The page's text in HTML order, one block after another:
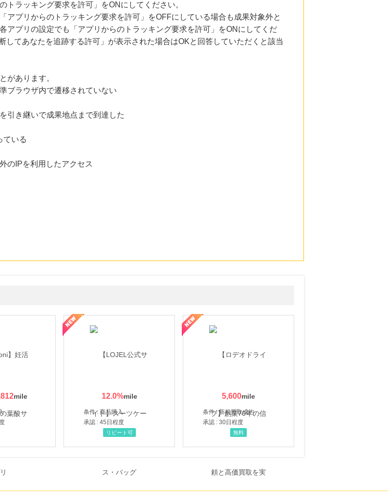
ラッキング要求を許可」をONにしてください。
アプリからのトラッキング要求を許可」をOFFにしている場合も成果対象外と
アプリの設定でも「アプリからのトラッキング要求を許可」をONにしてくだ
してあなたを追跡する許可」が表示された場合はOKと回答していただくと該当
があります。
ブラウザ内で遷移されていない
引き継いで成果地点まで到達した
ている
のIPを利用したアクセス
12.0%
条件 : 商品購入
承認 : 45日程度
リピート可
5,600
条件 : 新規買取成約
承認 : 30日程度
を実現！ブランド品・貴金属の無料査定
無料